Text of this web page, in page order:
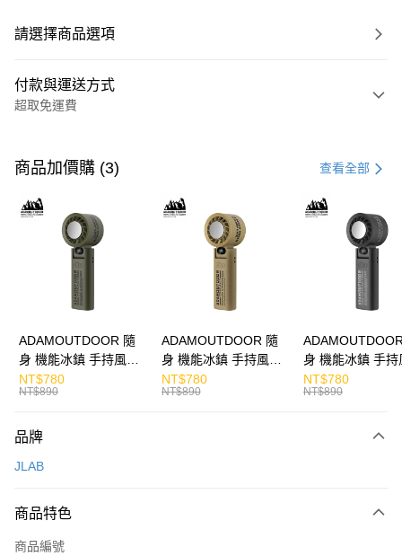
請選擇商品選項
付款與運送方式
超取免運費
信用卡一次付款
LINE Pay
Apple Pay
運送方式
免運費
付款後7-11取貨
宅配
每筆NT$130，滿NT$399(含以上)免運費
商品加價購 (3) 查看全部
ADAMOUTDOOR 隨
身 機能冰鎮 手持風扇
掛繩
NT$780
NT$890
ADAMOUTDOOR 隨
身 機能冰鎮 手持風扇
掛繩
NT$780
NT$890
身 機能冰鎮 手持
掛繩
NT$780
NT$890
品牌
JLAB
商品特色
商品編號